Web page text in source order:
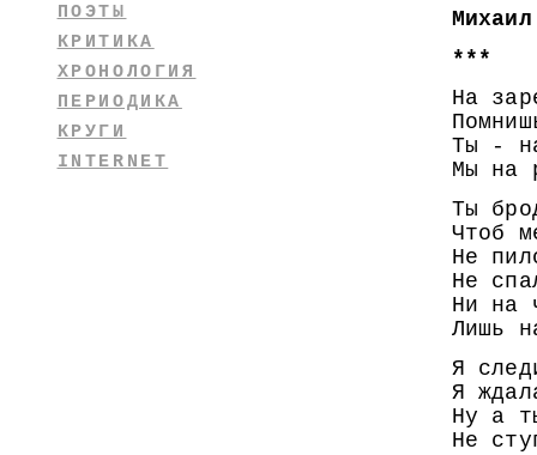
***
На
Ты -
Мы на
Ты
Чтоб
Не
Не
Ни на
Лишь
Я
Я
Ну а
Не
ПОЭТЫ
КРИТИКА
ХРОНОЛОГИЯ
ПЕРИОДИКА
КРУГИ
INTERNET